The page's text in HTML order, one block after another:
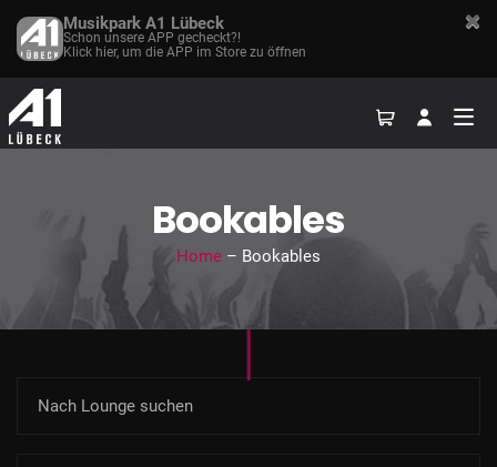
Bookables
Home– Bookables
Musikpark A1 Lübeck
Schon unsere APP gecheckt?!
Klick hier, um die APP im Store zu öffnen